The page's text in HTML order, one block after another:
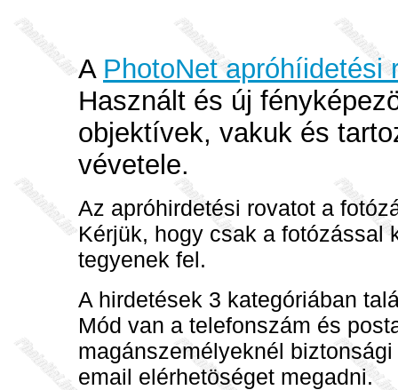
A PhotoNet apróhíidetési
Használt és új
objektívek, vakuk és
vévetele.
Az apróhirdetési rovatot a
Kérjük, hogy csak a fotózással
tegyenek fel.
A hirdetések 3 kategóriában
Mód van a telefonszám és
magánszemélyeknél
email elérhetöséget megadni.